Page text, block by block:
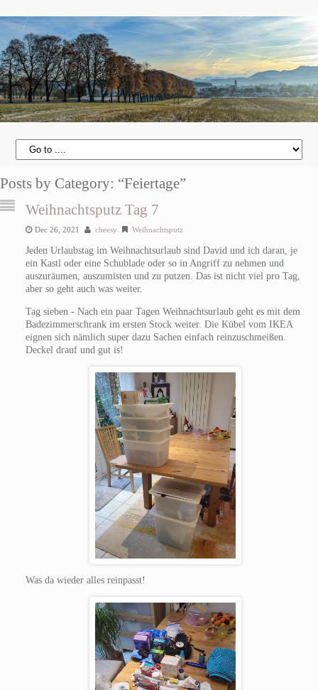
Posts by Category: “Feiertage”
Weihnachtsputz Tag 7
Dec 26, 2021 cheesy Weihnachtsputz
Jeden Urlaubstag im Weihnachtsurlaub sind David und ich daran, je
ein Kastl oder eine Schublade oder so in Angriff zu nehmen und
auszuräumen, auszumisten und zu putzen. Das ist nicht viel pro Tag,
aber so geht auch was weiter.
Tag sieben - Nach ein paar Tagen Weihnachtsurlaub geht es mit dem
Badezimmerschrank im ersten Stock weiter. Die Kübel vom IKEA
eignen sich nämlich super dazu Sachen einfach reinzuschmeißen.
Deckel drauf und gut is!
Was da wieder alles reinpasst!